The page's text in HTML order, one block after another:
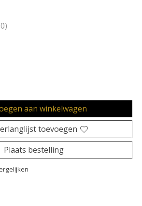
dit product is
aan winkelwagen
toevoegen
Plaats bestelling